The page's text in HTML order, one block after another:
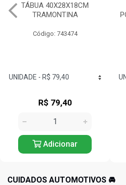
CHURRASQUEIRA
PORTATIL CHURRAS TO GO
Código: 745314
Por: R$ 73,90
Adicionar
CUIDADOS AUTOMOTIVOS 🚘️